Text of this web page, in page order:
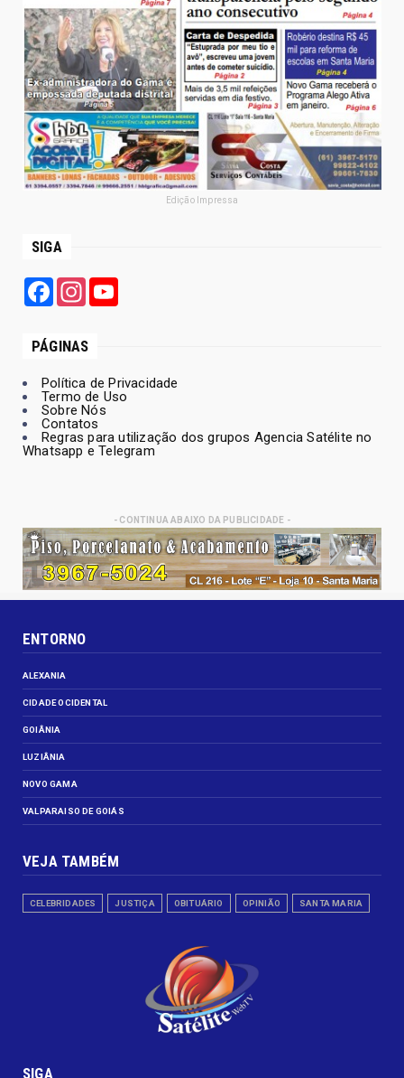
Edição Impressa
SIGA
FacebookInstagram
PÁGINAS
Política de Privacidade
Termo de Uso
Sobre Nós
Contatos
Regras para utilização dos grupos Agencia Satélite no
Whatsapp e Telegram
- CONTINUA ABAIXO DA PUBLICIDADE -
ENTORNO
ALEXANIA
CIDADE OCIDENTAL
GOIÂNIA
LUZIÂNIA
NOVO GAMA
VALPARAISO DE GOIÁS
VEJA TAMBÉM
CELEBRIDADES JUSTIÇA OBITUÁRIO OPINIÃO SANTA MARIA
SIGA